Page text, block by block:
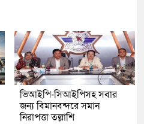
ভিআইপি-সিআইপিসহ সবার
জন্য বিমানবন্দরে সমান
নিরাপত্তা তল্লাশি